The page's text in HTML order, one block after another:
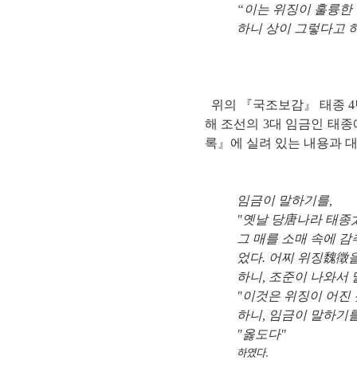
“이는 위징이 훌륭
하니 상이 그렇다고
위의 『국조보감』 태종
해 조선의 3대 임금인 태
록』에 실려 있는 내용과
임금이 말하기를,
"옛날 당唐나라 태종
그 매를 소매 속에
었다. 어찌 위징魏徵
하니, 조준이 나와서
"이것은 위징이 어진
하니, 임금이 말하기
"옳도다"
하였다.